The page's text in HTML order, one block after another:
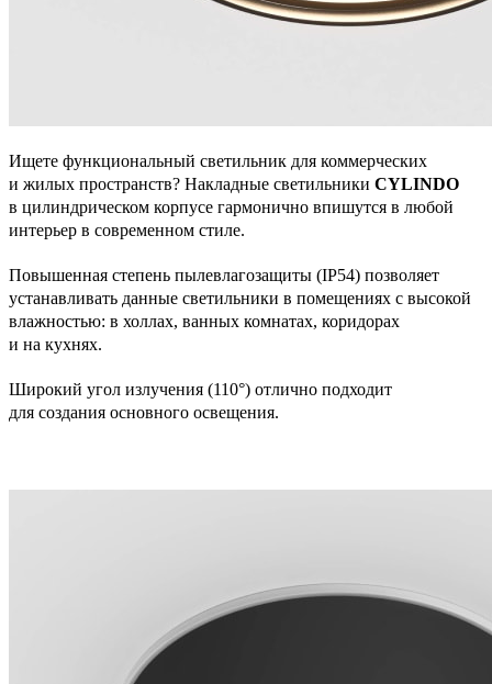
Ищете функциональный светильник для коммерческих
и жилых пространств? Накладные светильники CYLINDO
в цилиндрическом корпусе гармонично впишутся в любой
интерьер в современном стиле.
Повышенная степень пылевлагозащиты (IP54) позволяет
устанавливать данные светильники в помещениях с высокой
влажностью: в холлах, ванных комнатах, коридорах
и на кухнях.
Широкий угол излучения (110°) отлично подходит
для создания основного освещения.